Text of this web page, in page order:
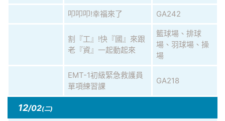
叩叩叩!幸福來了 GA242
割『工』!快『國』來跟
老『資』一起動起來
籃球場、排球
場、羽球場、操
場
EMT-1初級緊急救護員
單項練習課
GA218
12/02(二)